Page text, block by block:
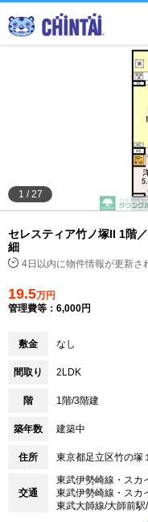
1 /27
セレスティア竹ノ塚II 1階
細
4日以内に物件情報が更新さ
19.5万円
管理費等：6,000円
敷金 なし
間取り 2LDK
階 1階/3階建
築年数 建築中
住所 東京都足立区竹の塚
交通
東武伊勢崎線・スカ
東武伊勢崎線・スカ
東武大師線/大師前